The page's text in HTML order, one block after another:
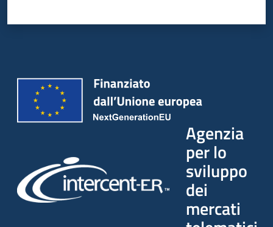
Agenzia
per lo
sviluppo
dei
mercati